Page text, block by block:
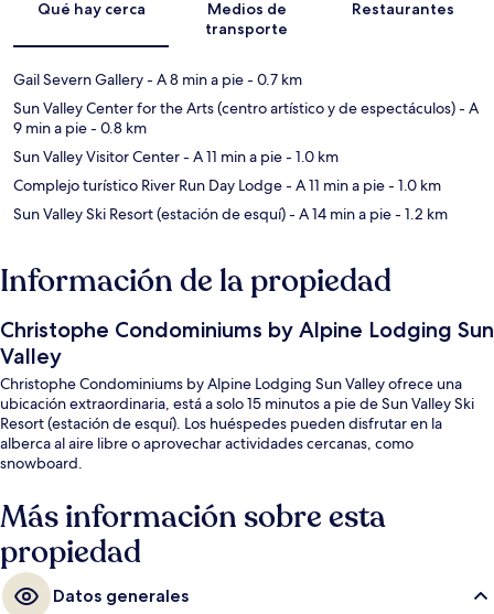
Qué hay cerca
Medios de
transporte
Restaurantes
Gail Severn Gallery- A 8 min a pie- 0.7 km
Sun Valley Center for the Arts (centro artístico y de espectáculos)- A
9 min a pie- 0.8 km
Sun Valley Visitor Center- A 11 min a pie- 1.0 km
Complejo turístico River Run Day Lodge- A 11 min a pie- 1.0 km
Sun Valley Ski Resort (estación de esquí)- A 14 min a pie- 1.2 km
Información de la propiedad
Christophe Condominiums by Alpine Lodging Sun
Valley
Christophe Condominiums by Alpine Lodging Sun Valley ofrece una
ubicación extraordinaria, está a solo 15 minutos a pie de Sun Valley Ski
Resort (estación de esquí). Los huéspedes pueden disfrutar en la
alberca al aire libre o aprovechar actividades cercanas, como
snowboard.
Más información sobre esta
propiedad
Datos generales